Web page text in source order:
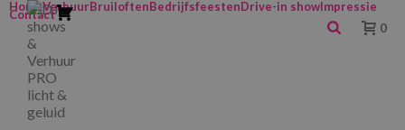
HomeVerhuurBruiloftenBedrijfsfeestenDrive-in showImpressie
Contact
0